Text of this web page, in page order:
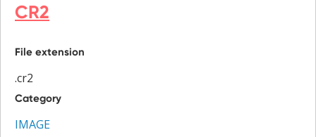
CR2
File extension
.cr2
Category
IMAGE